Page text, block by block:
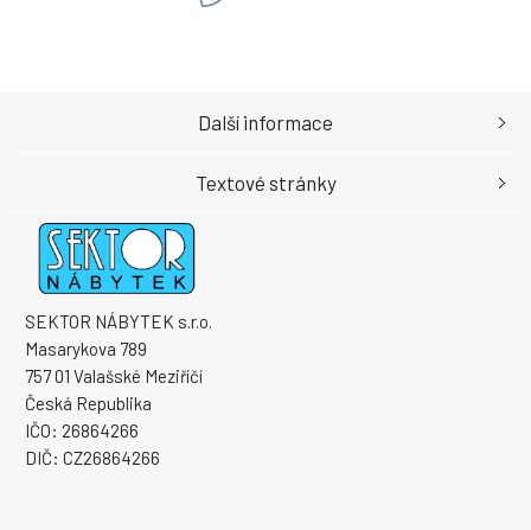
SEKTOR NÁBYTEK s.r.o.
Masarykova 789
757 01 Valašské Meziříčí
Česká Republika
IČO: 26864266
DIČ: CZ26864266
Další informace
Textové stránky